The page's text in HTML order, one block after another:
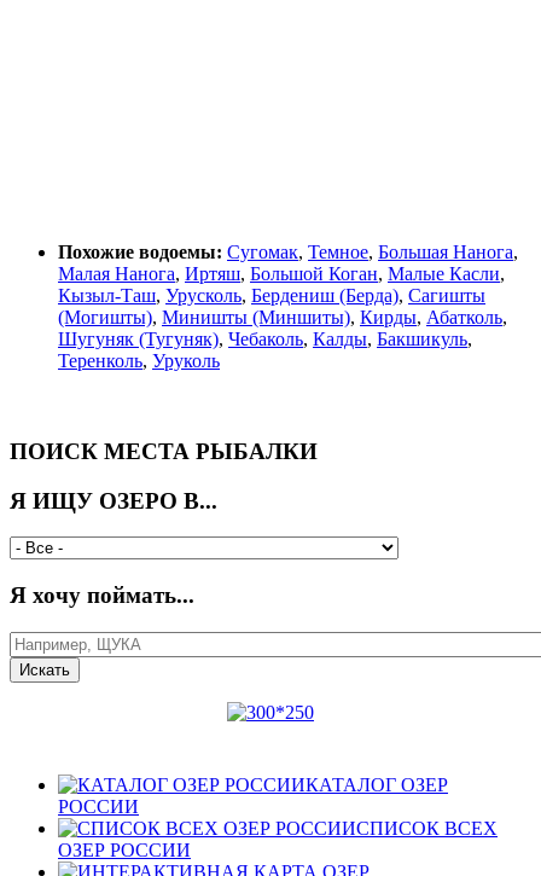
Похожие водоемы: Сугомак, Темное, Большая Нанога,
Малая Нанога, Иртяш, Большой Коган, Малые Касли,
Кызыл-Таш, Урусколь, Бердениш (Берда), Сагишты
(Могишты), Миништы (Миншиты), Кирды, Абатколь,
Шугуняк (Тугуняк), Чебаколь, Калды, Бакшикуль,
Теренколь, Уруколь
ПОИСК МЕСТА РЫБАЛКИ
Я ИЩУ ОЗЕРО В...
Я хочу поймать...
КАТАЛОГ ОЗЕР
РОССИИ
СПИСОК ВСЕХ
ОЗЕР РОССИИ